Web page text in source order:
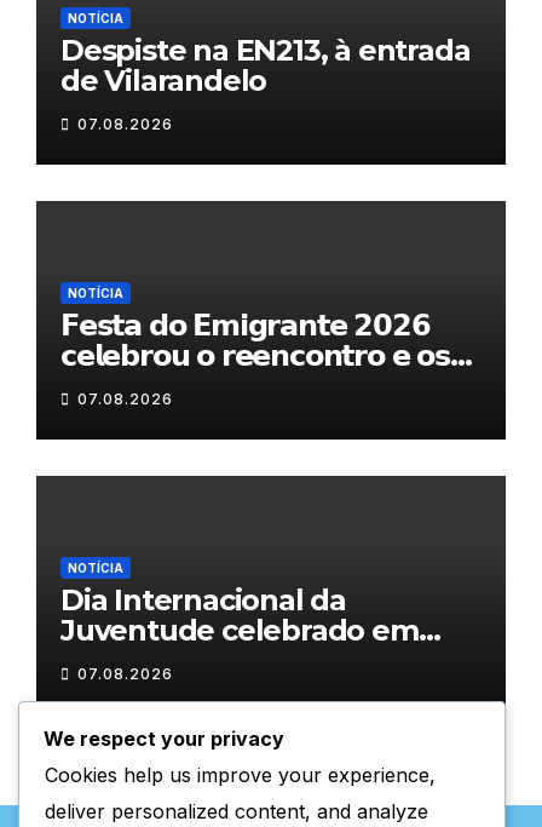
NOTÍCIA
Despiste na EN213, à entrada
de Vilarandelo
07.08.2026
NOTÍCIA
𝗙𝗲𝘀𝘁𝗮 𝗱𝗼 𝗘𝗺𝗶𝗴𝗿𝗮𝗻𝘁𝗲 𝟮𝟬𝟮𝟲
𝗰𝗲𝗹𝗲𝗯𝗿𝗼𝘂 𝗼 𝗿𝗲𝗲𝗻𝗰𝗼𝗻𝘁𝗿𝗼 𝗲 𝗼𝘀
𝗹𝗮𝗰̧𝗼𝘀 𝗾𝘂𝗲 𝘂𝗻𝗲𝗺 𝗠𝘂𝗿𝗰̧𝗮
07.08.2026
NOTÍCIA
Dia Internacional da
Juventude celebrado em
Chaves com atividades
gratuitas
07.08.2026
We respect your privacy
Cookies help us improve your experience,
deliver personalized content, and analyze